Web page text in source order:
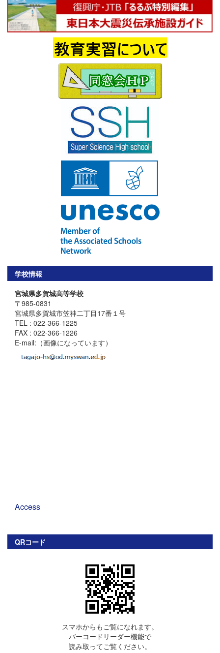
学校情報
宮城県多賀城高等学校
〒985-0831
宮城県多賀城市笠神二丁目17番１号
TEL : 022-366-1225
FAX : 022-366-1226
E-mail:（画像になっています）
Access
QRコード
スマホからもご覧になれます。
バーコードリーダー機能で
読み取ってご覧ください。